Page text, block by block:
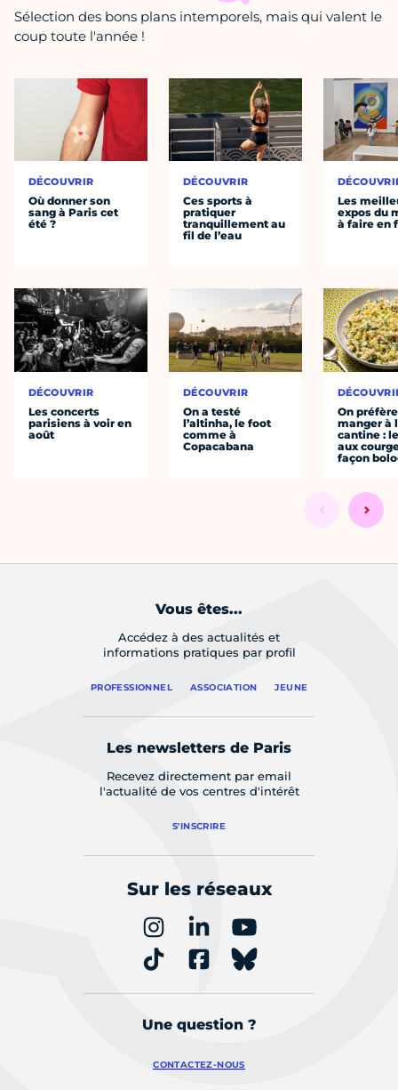
Sélection des bons plans intemporels, mais qui valent le
coup toute l'année !
DÉCOUVRIR
Où donner son
sang à Paris cet
été ?
DÉCOUVRIR
Les concerts
parisiens à voir en
août
DÉCOUVRIR
Ces sports à
pratiquer
tranquillement au
fil de l’eau
DÉCOUVRIR
On a testé
l’altinha, le foot
comme à
Copacabana
Les
expos du
à faire en
On préfère
manger à
cantine :
aux
façon
Vous êtes...
Accédez à des actualités et
informations pratiques par profil
PROFESSIONNEL ASSOCIATION JEUNE
Les newsletters de Paris
Recevez directement par email
l'actualité de vos centres d'intérêt
S'INSCRIRE
Sur les réseaux
Une question ?
CONTACTEZ-NOUS